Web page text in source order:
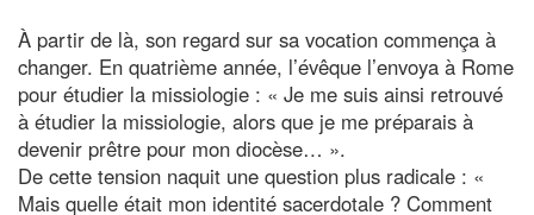
À partir de là, son regard sur sa vocation commença à
changer. En quatrième année, l’évêque l’envoya à Rome
pour étudier la missiologie : « Je me suis ainsi retrouvé
à étudier la missiologie, alors que je me préparais à
devenir prêtre pour mon diocèse… ».
De cette tension naquit une question plus radicale : «
Mais quelle était mon identité sacerdotale ? Comment